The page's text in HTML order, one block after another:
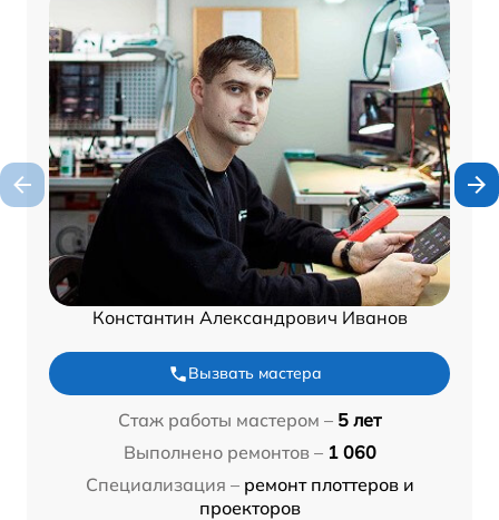
Константин Александрович Иванов
Вызвать мастера
Стаж работы мастером – 5 лет
Выполнено ремонтов – 1 060
Специализация – ремонт плоттеров и
проекторов